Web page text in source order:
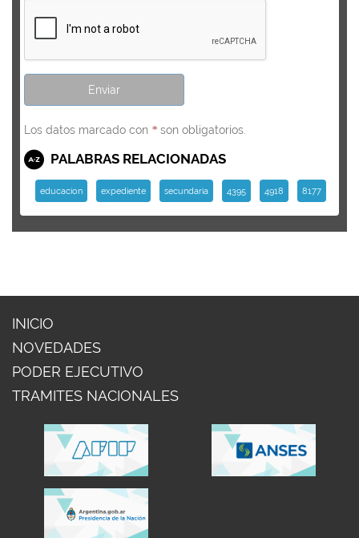
Los datos marcado con * son obligatorios.
PALABRAS RELACIONADAS
educacion expediente secundaria 4395 4918 8177
INICIO
NOVEDADES
PODER EJECUTIVO
TRAMITES NACIONALES